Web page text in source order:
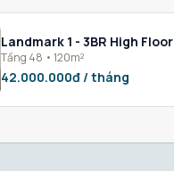
Landmark 1 - 3BR High Floor
Tầng 48 • 120m²
42.000.000đ / tháng